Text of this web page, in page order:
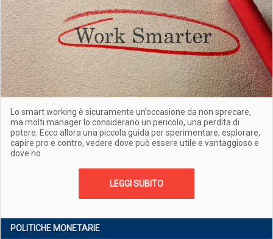
Lo smart working è sicuramente un’occasione da non sprecare,
ma molti manager lo considerano un pericolo, una perdita di
potere. Ecco allora una piccola guida per sperimentare, esplorare,
capire pro e contro, vedere dove può essere utile e vantaggioso e
dove no
LEGGI SUBITO
POLITICHE MONETARIE